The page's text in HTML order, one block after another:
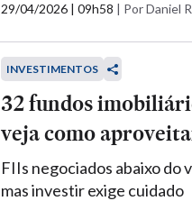
29/04/2026 | 09h58 | Por Daniel
INVESTIMENTOS
32 fundos
veja como
FIIs negociados abaixo do
mas investir exige cuidado